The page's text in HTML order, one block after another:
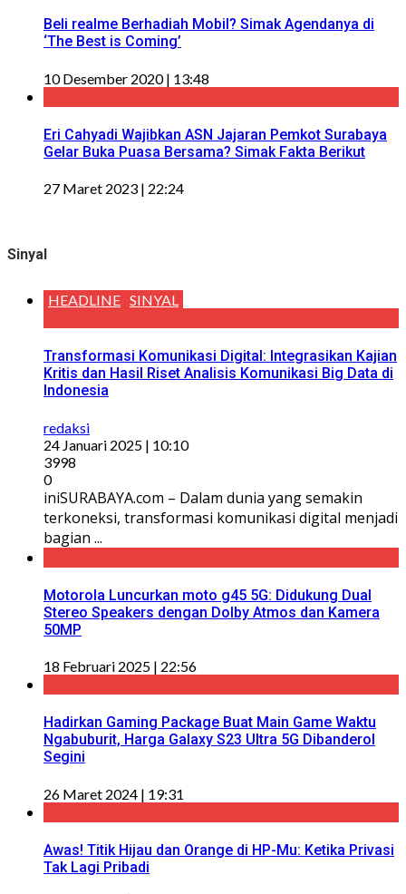
Beli realme Berhadiah Mobil? Simak Agendanya di
‘The Best is Coming’
10 Desember 2020 | 13:48
Eri Cahyadi Wajibkan ASN Jajaran Pemkot Surabaya
Gelar Buka Puasa Bersama? Simak Fakta Berikut
27 Maret 2023 | 22:24
Sinyal
HEADLINE SINYAL
Transformasi Komunikasi Digital: Integrasikan Kajian
Kritis dan Hasil Riset Analisis Komunikasi Big Data di
Indonesia
redaksi
24 Januari 2025 | 10:10
3998
0
iniSURABAYA.com – Dalam dunia yang semakin
terkoneksi, transformasi komunikasi digital menjadi
bagian ...
Motorola Luncurkan moto g45 5G: Didukung Dual
Stereo Speakers dengan Dolby Atmos dan Kamera
50MP
18 Februari 2025 | 22:56
Hadirkan Gaming Package Buat Main Game Waktu
Ngabuburit, Harga Galaxy S23 Ultra 5G Dibanderol
Segini
26 Maret 2024 | 19:31
Awas! Titik Hijau dan Orange di HP-Mu: Ketika Privasi
Tak Lagi Pribadi